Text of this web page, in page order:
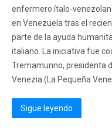
enfermero ítalo-
en Venezuela tras el
parte de la ayuda
italiano. La iniciativa fue
Tremamunno, presidenta
Venezia (La Pequeña
Sigue leyendo